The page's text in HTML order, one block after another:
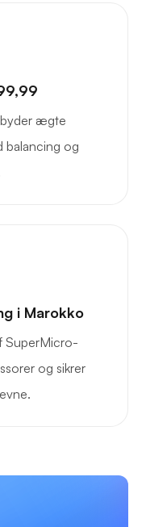
ægte
balancing og
i Marokko
SuperMicro-
og sikrer